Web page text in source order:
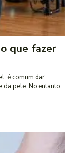
que fazer
é comum dar
da pele. No entanto,